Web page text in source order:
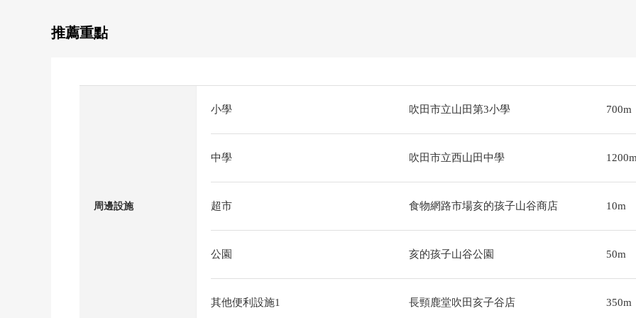
推薦重點
周邊設施
小學 吹田市立山田第3小學 700m
中學 吹田市立西山田中學
超市 食物網路市場亥的孩子山谷商店 10m
公園 亥的孩子山谷公園 50m
其他便利設施1 長頸鹿堂吹田亥子谷店 350m